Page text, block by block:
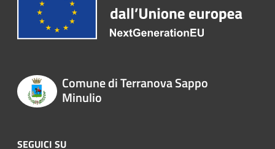
Comune di Terranova Sappo
Minulio
SEGUICI SU